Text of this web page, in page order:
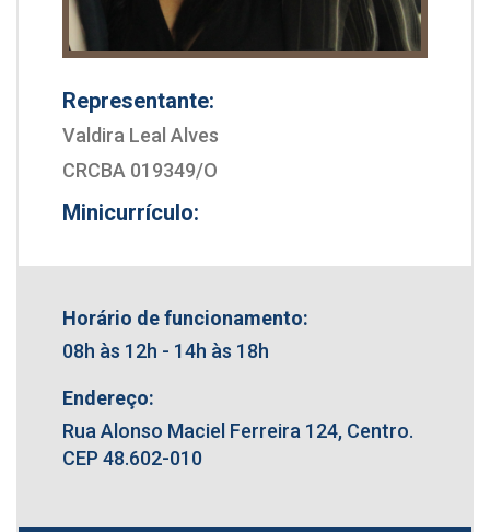
Representante:
Valdira Leal Alves
CRCBA 019349/O
Minicurrículo:
Horário de funcionamento:
08h às 12h - 14h às 18h
Endereço:
Rua Alonso Maciel Ferreira 124, Centro.
CEP 48.602-010